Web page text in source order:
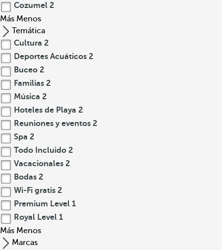
Cozumel 2
Más Menos
Temática
Cultura 2
Deportes Acuáticos 2
Buceo 2
Familias 2
Música 2
Hoteles de Playa 2
Reuniones y eventos 2
Spa 2
Todo Incluido 2
Vacacionales 2
Bodas 2
Wi-Fi gratis 2
Premium Level 1
Royal Level 1
Más Menos
Marcas